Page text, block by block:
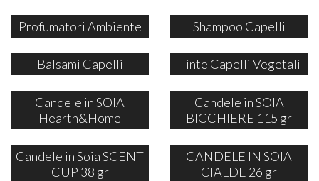
Profumatori Ambiente Shampoo Capelli
Balsami Capelli Tinte Capelli Vegetali
Candele in SOIA
Hearth&Home
Candele in SOIA
BICCHIERE 115 gr
Candele in Soia SCENT
CUP 38 gr
CANDELE IN SOIA
CIALDE 26 gr